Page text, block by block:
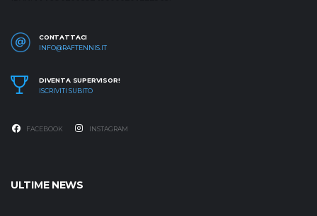
CONTATTACI
INFO@RAFTENNIS.IT
DIVENTA SUPERVISOR!
ISCRIVITI SUBITO
FACEBOOK INSTAGRAM
ULTIME NEWS